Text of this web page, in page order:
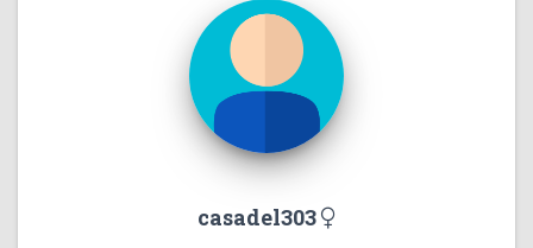
casadel303